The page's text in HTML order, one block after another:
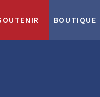
BOUTIQUE